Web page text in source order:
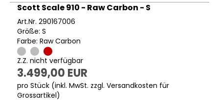
Scott Scale 910 - Raw Carbon - S
Art.Nr. 290167006
Größe: S
Farbe: Raw Carbon
Z.Z. nicht verfügbar
3.499,00 EUR
pro Stück (inkl. MwSt. zzgl. Versandkosten für
Grossartikel)